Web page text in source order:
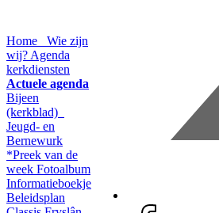
Home
Wie zijn
wij? Agenda
kerkdiensten
Actuele agenda
Bijeen
(kerkblad)
Jeugd- en
Bernewurk
*Preek van de
week Fotoalbum
Informatieboekje
Beleidsplan